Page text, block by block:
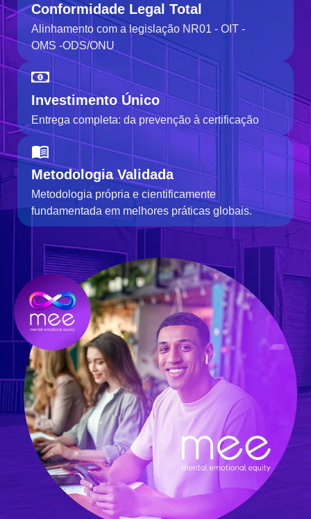
Conformidade Legal Total
Alinhamento com a legislação NR01 - OIT -
OMS -ODS/ONU
Investimento Único
Entrega completa: da prevenção à certificação
Metodologia Validada
Metodologia própria e cientificamente
fundamentada em melhores práticas globais.